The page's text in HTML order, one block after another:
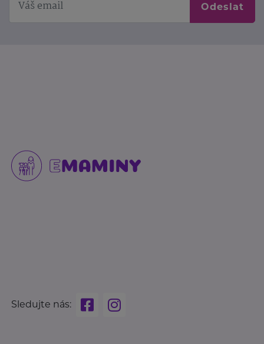
Odeslat
Sledujte nás: